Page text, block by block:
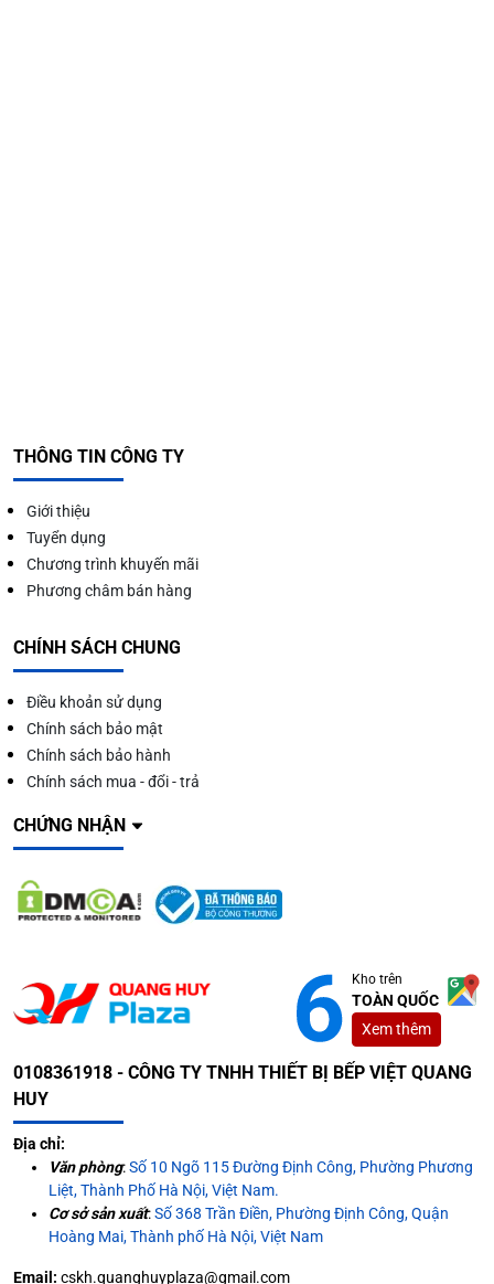
THÔNG TIN CÔNG TY
Giới thiệu
Tuyển dụng
Chương trình khuyến mãi
Phương châm bán hàng
CHÍNH SÁCH CHUNG
Điều khoản sử dụng
Chính sách bảo mật
Chính sách bảo hành
Chính sách mua - đổi - trả
CHỨNG NHẬN
Kho trên
TOÀN QUỐC
Xem thêm
0108361918 - CÔNG TY TNHH THIẾT BỊ BẾP VIỆT QUANG
HUY
Địa chỉ:
Văn phòng:Số 10 Ngõ 115 Đường Định Công, Phường Phương
Liệt, Thành Phố Hà Nội, Việt Nam.
Cơ sở sản xuất:Số 368 Trần Điền, Phường Định Công, Quận
Hoàng Mai, Thành phố Hà Nội, Việt Nam
Email: cskh.quanghuyplaza@gmail.com